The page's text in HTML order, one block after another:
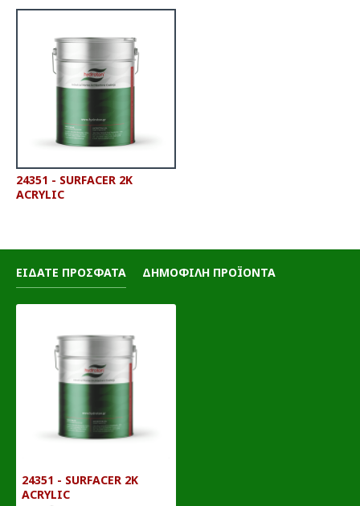
24351 - SURFACER 2K
ACRYLIC
ΕΙΔΑΤΕ ΠΡΟΣΦΑΤΑ ΔΗΜΟΦΙΛΗ ΠΡΟΪΟΝΤΑ
24351 - SURFACER 2K
ACRYLIC